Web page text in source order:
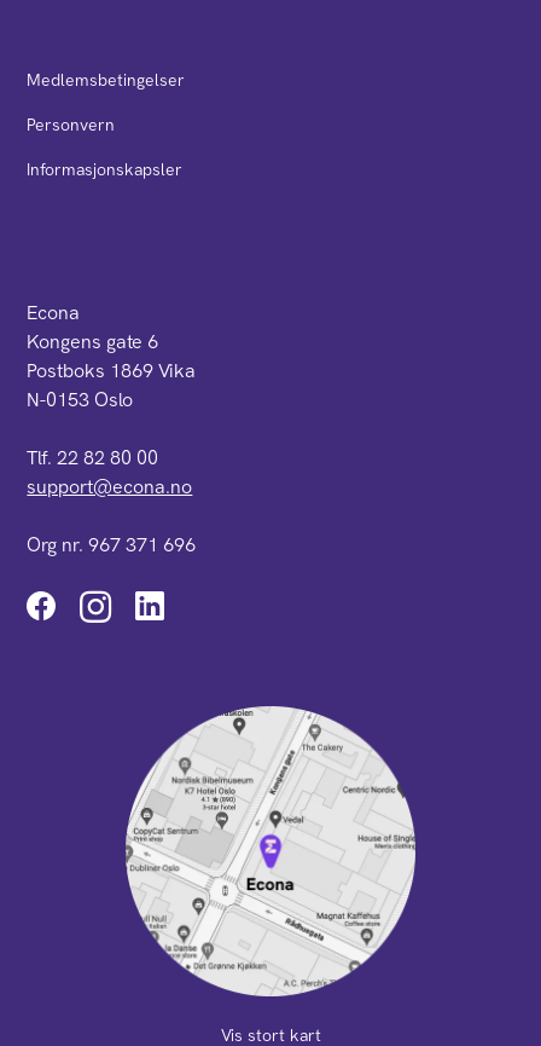
Medlemsbetingelser
Personvern
Informasjonskapsler
Econa
Kongens gate 6
Postboks 1869 Vika
N-0153 Oslo
Tlf. 22 82 80 00
support@econa.no
Org nr. 967 371 696
Instagram
Vis stort kart